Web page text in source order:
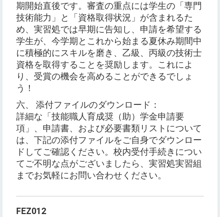
期開始直後です。審査の重点には学生の「専門
技術能力」と「資格取得状況」が含まれるた
め、実習処では早期に告知し、申請を希望する
学生が、今学期とこれから始まる夏休み期間中
に積極的にスキルを磨き、乙級、丙級の技術士
資格を取得することを奨励します。これによ
り、受賞の機会を高めることができるでしょ
う！
六、 添付ファイルのダウンロード：
詳細な「技能職人育成奨（助）学金申請要
項」、申請書、および必要書類リストについて
は、下記の添付ファイルをご自身でダウンロー
ドしてご確認ください。校内受付手続きについ
てご不明な点がございましたら、実習処実習組
までお気軽にお問い合わせください。
FEZ012